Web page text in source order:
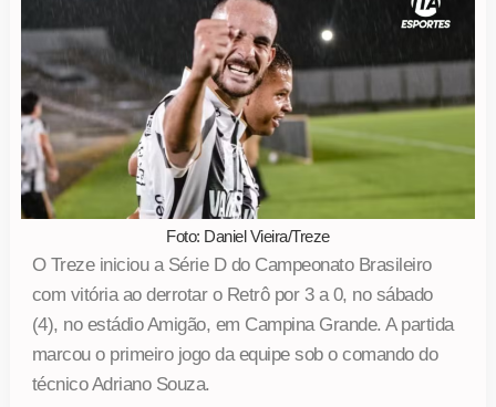
Foto: Daniel Vieira/Treze
O Treze iniciou a Série D do Campeonato Brasileiro
com vitória ao derrotar o Retrô por 3 a 0, no sábado
(4), no estádio Amigão, em Campina Grande. A partida
marcou o primeiro jogo da equipe sob o comando do
técnico Adriano Souza.